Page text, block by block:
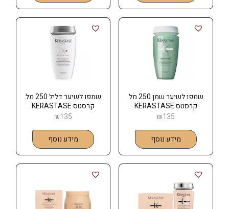
שמפו לשיער שמן 250 מל
קרסטס KERASTASE
₪135
מידע נוסף
שמפו לשיער דליל 250 מל
קרסטס KERASTASE
₪135
מידע נוסף